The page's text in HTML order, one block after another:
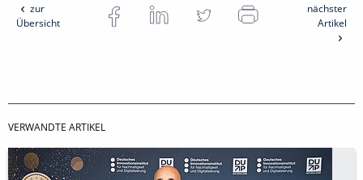
zur
Übersicht
nächster
Artikel
VERWANDTE ARTIKEL